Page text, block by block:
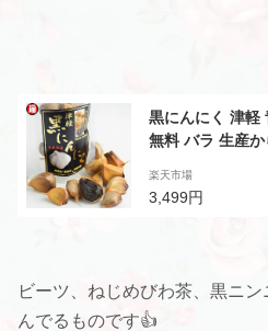
黒にんにく 津軽
無料 バラ 生産
送料無料 にんに
ニク 熟成黒にん
楽天市場
3,499円
ビーツ、ねじめびわ茶、黒ニ
んでるものです👍